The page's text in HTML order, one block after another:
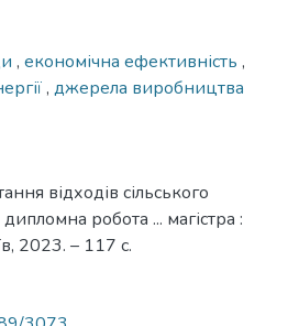
, економічна ефективність ,
, джерела виробництва
відходів сільського
робота ... магістра :
2023. – 117 с.